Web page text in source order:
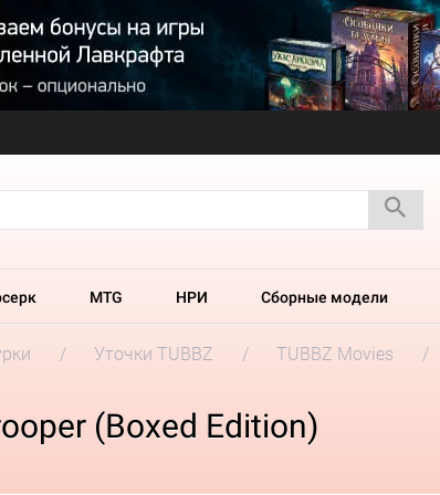
MTG НРИ Сборные модели
Уточки TUBBZ TUBBZ Movies
(Boxed Edition)